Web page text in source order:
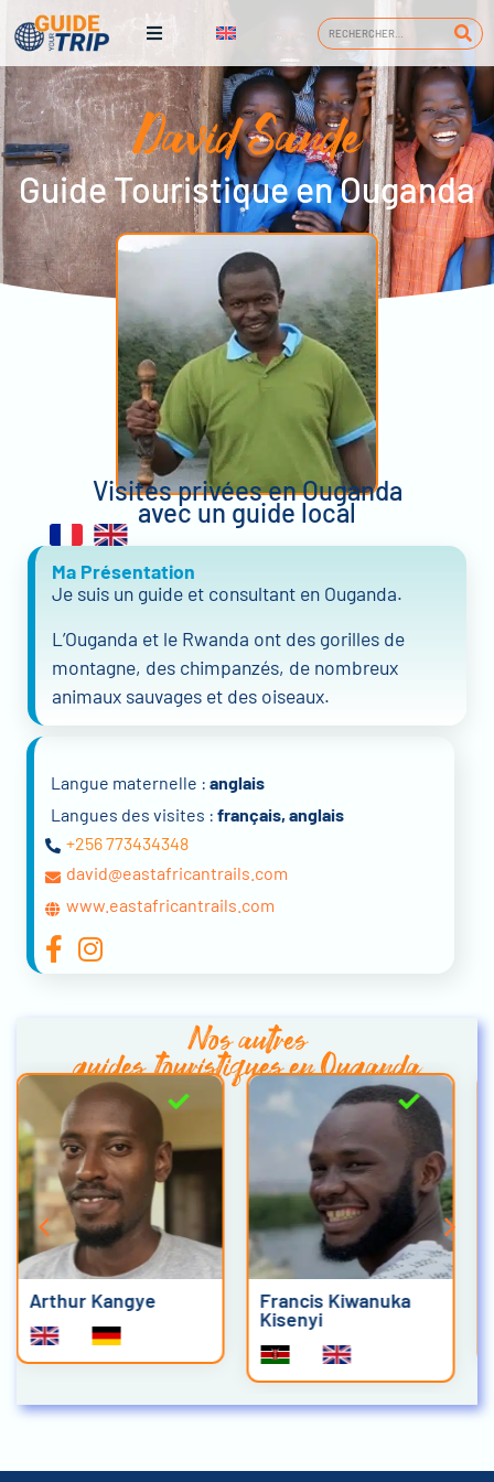
David Sande
Guide Touristique en Ouganda
Visites privées en Ouganda
avec un guide local
Ma Présentation
Je suis un guide et consultant en Ouganda.
L’Ouganda et le Rwanda ont des gorilles de
montagne, des chimpanzés, de nombreux
animaux sauvages et des oiseaux.
Langue maternelle : anglais
Langues des visites : français, anglais
+256 773434348
david@eastafricantrails.com
www.eastafricantrails.com
Nos autres
guides touristiques en Ouganda
Francis Kiwanuka
Kisenyi
Steven Tumukurate